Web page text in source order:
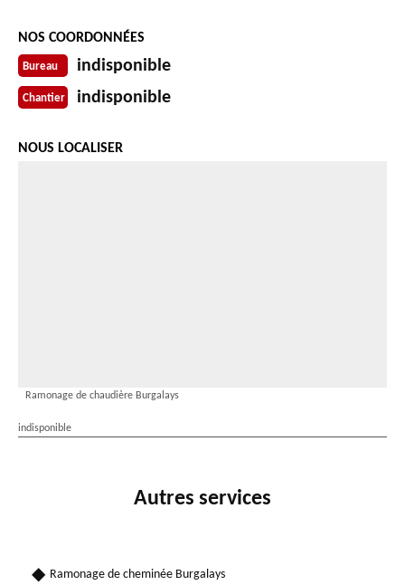
NOS COORDONNÉES
Bureau indisponible
Chantier indisponible
NOUS LOCALISER
Ramonage de chaudière Burgalays
indisponible
Autres services
Ramonage de cheminée Burgalays